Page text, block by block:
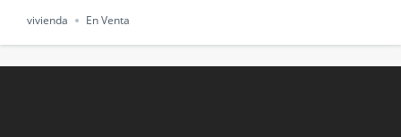
vivienda En Venta